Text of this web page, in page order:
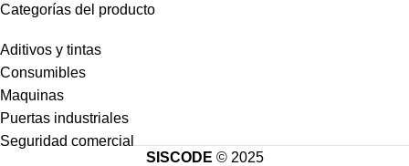
Categorías del producto
Aditivos y tintas
Consumibles
Maquinas
Puertas industriales
Seguridad comercial
SISCODE © 2025